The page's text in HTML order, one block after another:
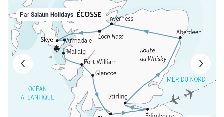
Par Salaün Holidays